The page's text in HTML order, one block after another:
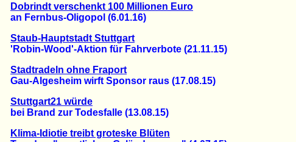
Dobrindt verschenkt 100 Millionen Euro
an Fernbus-Oligopol (6.01.16)
Staub-Hauptstadt Stuttgart
'Robin-Wood'-Aktion für Fahrverbote (21.11.15)
Stadtradeln ohne Fraport
Gau-Algesheim wirft Sponsor raus (17.08.15)
Stuttgart21 würde
bei Brand zur Todesfalle (13.08.15)
Klima-Idiotie treibt groteske Blüten